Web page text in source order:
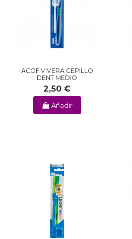
ACOF VIVERA CEPILLO
DENT MEDIO
2,50 €
Añadir